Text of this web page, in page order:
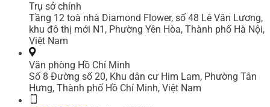
Trụ sở chính
Tầng 12 toà nhà Diamond Flower, số 48 Lê Văn Lương,
khu đô thị mới N1, Phường Yên Hòa, Thành phố Hà Nội,
Việt Nam
Văn phòng Hồ Chí Minh
Số 8 Đường số 20, Khu dân cư Him Lam, Phường Tân
Hưng, Thành phố Hồ Chí Minh, Việt Nam